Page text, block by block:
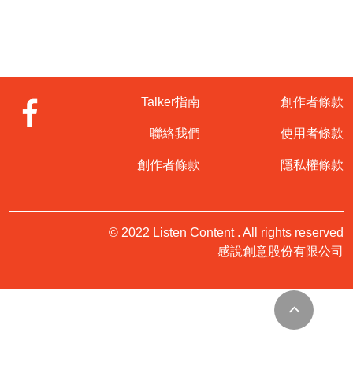
Talker指南
聯絡我們
創作者條款
創作者條款
使用者條款
隱私權條款
© 2022 Listen Content . All rights reserved
感說創意股份有限公司